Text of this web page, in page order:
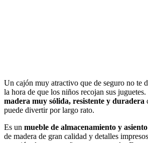
Un cajón muy atractivo que de seguro no te
la hora de que los niños recojan sus juguetes.
madera muy sólida, resistente y duradera
puede divertir por largo rato.
Es un mueble de almacenamiento y asiento
de madera de gran calidad y detalles